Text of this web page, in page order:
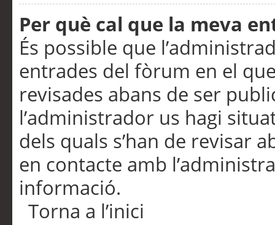
Per què cal que la meva
És possible que
entrades del fòrum en el
revisades abans de ser
l’administrador us hagi
dels quals s’han de revisar
en contacte amb
informació.
Torna a l’inici